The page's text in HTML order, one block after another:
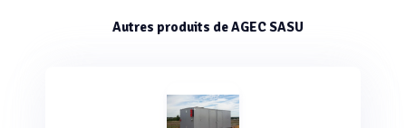
Autres produits de AGEC SASU